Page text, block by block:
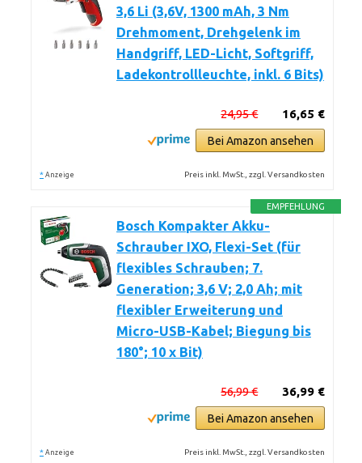
3,6 Li (3,6V, 1300 mAh, 3 Nm
Drehmoment, Drehgelenk im
Handgriff, LED-Licht, Softgriff,
Ladekontrollleuchte, inkl. 6 Bits)
16,65 €
24,95 €
Bei Amazon ansehen
* Anzeige Preis inkl. MwSt., zzgl. Versandkosten
EMPFEHLUNG
Bosch Kompakter Akku-
Schrauber IXO, Flexi-Set (für
flexibles Schrauben; 7.
Generation; 3,6 V; 2,0 Ah; mit
flexibler Erweiterung und
Micro-USB-Kabel; Biegung bis
180°; 10 x Bit)
36,99 €
56,99 €
Bei Amazon ansehen
* Anzeige Preis inkl. MwSt., zzgl. Versandkosten